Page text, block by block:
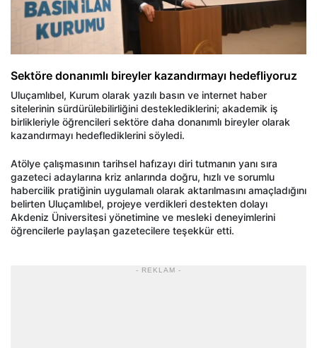
Sektöre donanımlı bireyler kazandırmayı hedefliyoruz
Uluçamlıbel, Kurum olarak yazılı basın ve internet haber
sitelerinin sürdürülebilirliğini desteklediklerini; akademik iş
birlikleriyle öğrencileri sektöre daha donanımlı bireyler olarak
kazandırmayı hedeflediklerini söyledi.
Atölye çalışmasının tarihsel hafızayı diri tutmanın yanı sıra
gazeteci adaylarına kriz anlarında doğru, hızlı ve sorumlu
habercilik pratiğinin uygulamalı olarak aktarılmasını amaçladığını
belirten Uluçamlıbel, projeye verdikleri destekten dolayı
Akdeniz Üniversitesi yönetimine ve mesleki deneyimlerini
öğrencilerle paylaşan gazetecilere teşekkür etti.
- REKLAM -